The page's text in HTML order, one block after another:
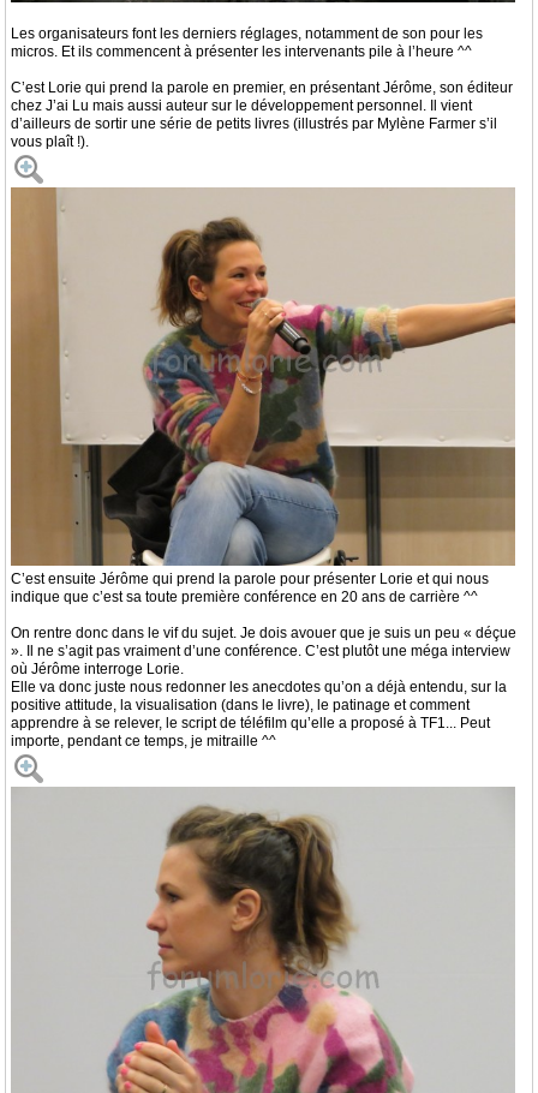
Les organisateurs font les derniers réglages, notamment de son pour les
micros. Et ils commencent à présenter les intervenants pile à l’heure ^^
C’est Lorie qui prend la parole en premier, en présentant Jérôme, son éditeur
chez J’ai Lu mais aussi auteur sur le développement personnel. Il vient
d’ailleurs de sortir une série de petits livres (illustrés par Mylène Farmer s’il
vous plaît !).
C’est ensuite Jérôme qui prend la parole pour présenter Lorie et qui nous
indique que c’est sa toute première conférence en 20 ans de carrière ^^
On rentre donc dans le vif du sujet. Je dois avouer que je suis un peu « déçue
». Il ne s’agit pas vraiment d’une conférence. C’est plutôt une méga interview
où Jérôme interroge Lorie.
Elle va donc juste nous redonner les anecdotes qu’on a déjà entendu, sur la
positive attitude, la visualisation (dans le livre), le patinage et comment
apprendre à se relever, le script de téléfilm qu’elle a proposé à TF1... Peut
importe, pendant ce temps, je mitraille ^^